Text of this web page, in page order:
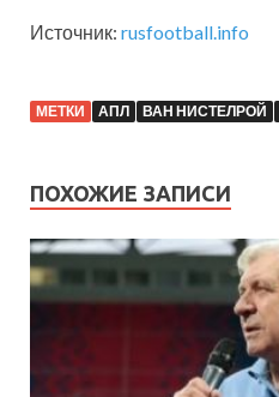
Источник: rusfootball.info
МЕТКИ АПЛ ВАН НИСТЕЛРОЙ
ПОХОЖИЕ ЗАПИСИ